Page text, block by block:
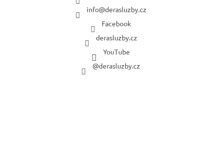
info@derasluzby.cz
Facebook
derasluzby.cz
YouTube
@derasluzby.cz